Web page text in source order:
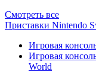
Смотреть все
Приставки Nintendo
Игровая
Игровая
World